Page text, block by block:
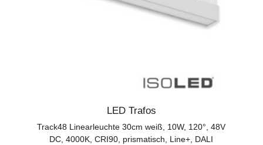
LED Trafos
Track48 Linearleuchte 30cm weiß, 10W, 120°, 48V
DC, 4000K, CRI90, prismatisch, Line+, DALI